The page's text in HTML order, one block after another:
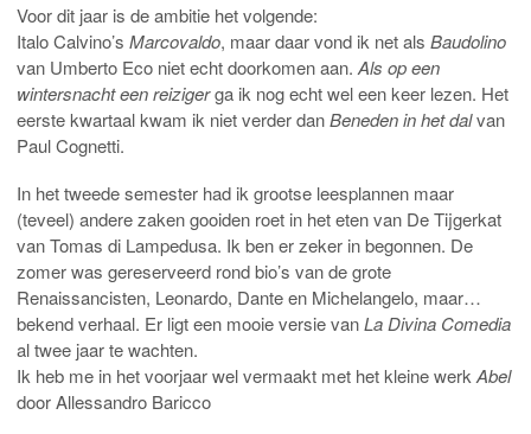
Voor dit jaar is de ambitie het volgende:
Italo Calvino’s Marcovaldo, maar daar vond ik net als Baudolino
van Umberto Eco niet echt doorkomen aan. Als op een
wintersnacht een reizigerga ik nog echt wel een keer lezen. Het
eerste kwartaal kwam ik niet verder danBeneden in het dalvan
Paul Cognetti.
In het tweede semester had ik grootse leesplannen maar
(teveel) andere zaken gooiden roet in het eten van De Tijgerkat
van Tomas di Lampedusa. Ik ben er zeker in begonnen. De
zomer was gereserveerd rond bio’s van de grote
Renaissancisten, Leonardo, Dante en Michelangelo, maar…
bekend verhaal. Er ligt een mooie versie vanLa Divina Comedia
al twee jaar te wachten.
Ik heb me in het voorjaar wel vermaakt met het kleine werk Abel
door Allessandro Baricco